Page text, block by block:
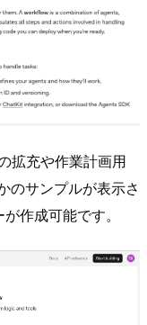
拡充や作業計画用
のサンプルが表示さ
作成可能です。